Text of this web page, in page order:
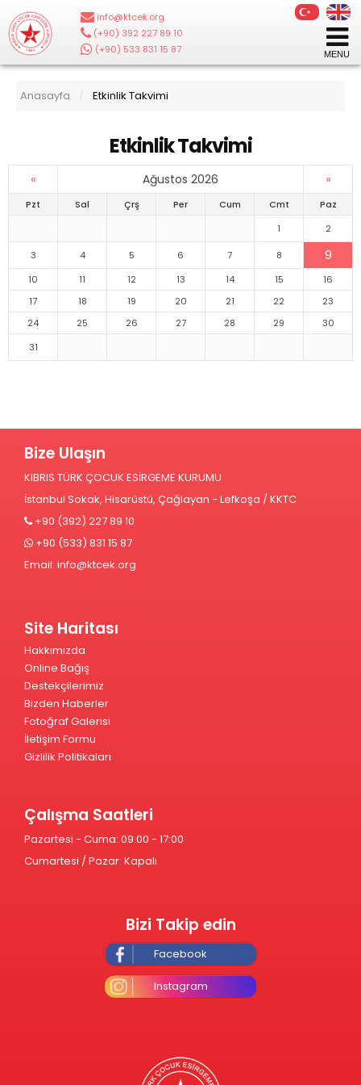
info@ktcek.org
(+90) 392 227 89 10
(+90) 533 831 15 87
Anasayfa / Etkinlik Takvimi
Etkinlik Takvimi
« Ağustos 2026 »
Pzt Sal Çrş Per Cum Cmt
Paz
1
2
3 4 5 6 7 8 9
10 11 12 13 14 15
16
17
18 19 20 21 22
23
24
25 26 27 28 29
30
31
Bize Ulaşın
KIBRIS TÜRK ÇOCUK ESİRGEME KURUMU
İstanbul Sokak, Hisarüstü, Çağlayan - Lefkoşa / KKTC
+90 (392) 227 89 10
+90 (533) 831 15 87
Email: info@ktcek.org
Site Haritası
Hakkımızda
Online Bağış
Destekçilerimiz
Bizden Haberler
Fotoğraf Galerisi
İletişim Formu
Gizlilik Politikaları
Çalışma Saatleri
Pazartesi - Cuma: 09:00 - 17:00
Cumartesi / Pazar: Kapalı
Bizi Takip edin
Facebook
Instagram